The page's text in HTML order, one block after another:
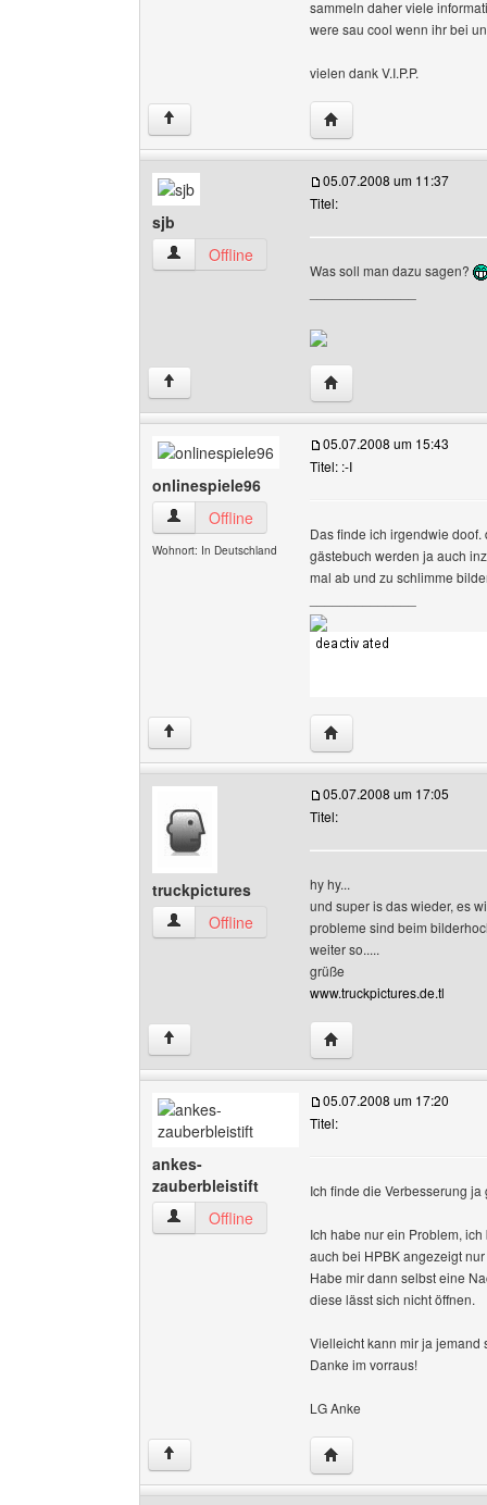
sammeln daher viele
were sau cool wenn ihr bei
vielen dank V.I.P.P.
↑ Website dieses
sjb
sjb Benutzer-Profile anzeigen
Offline
05.07.2008 um 11:37
Titel:
Was soll man dazu sagen?
↑ Website dieses
onlinespiele96
onlinespiele96 Benutzer-Profile anzeigen
Offline
Wohnort: In Deutschland
05.07.2008 um 15:43
Titel: :-I
Das finde ich irgendwie
gästebuch werden ja auch
mal ab und zu schlimme
↑ Website dieses
truckpictures
truckpictures Benutzer-Profile anzeigen
Offline
05.07.2008 um 17:05
Titel:
hy hy...
und super is das wieder, es
probleme sind beim
weiter so.....
grüße
www.truckpictures.de.tl
↑ Website dieses
ankes-
zauberbleistift
ankes-zauberbleistift Benutzer-Profile
Offline
05.07.2008 um 17:20
Titel:
Ich finde die Verbesserung ja
Ich habe nur ein Problem,
auch bei HPBK angezeigt
Habe mir dann selbst eine
diese lässt sich nicht öffnen.
Vielleicht kann mir ja jemand
Danke im vorraus!
LG Anke
↑ Website dieses